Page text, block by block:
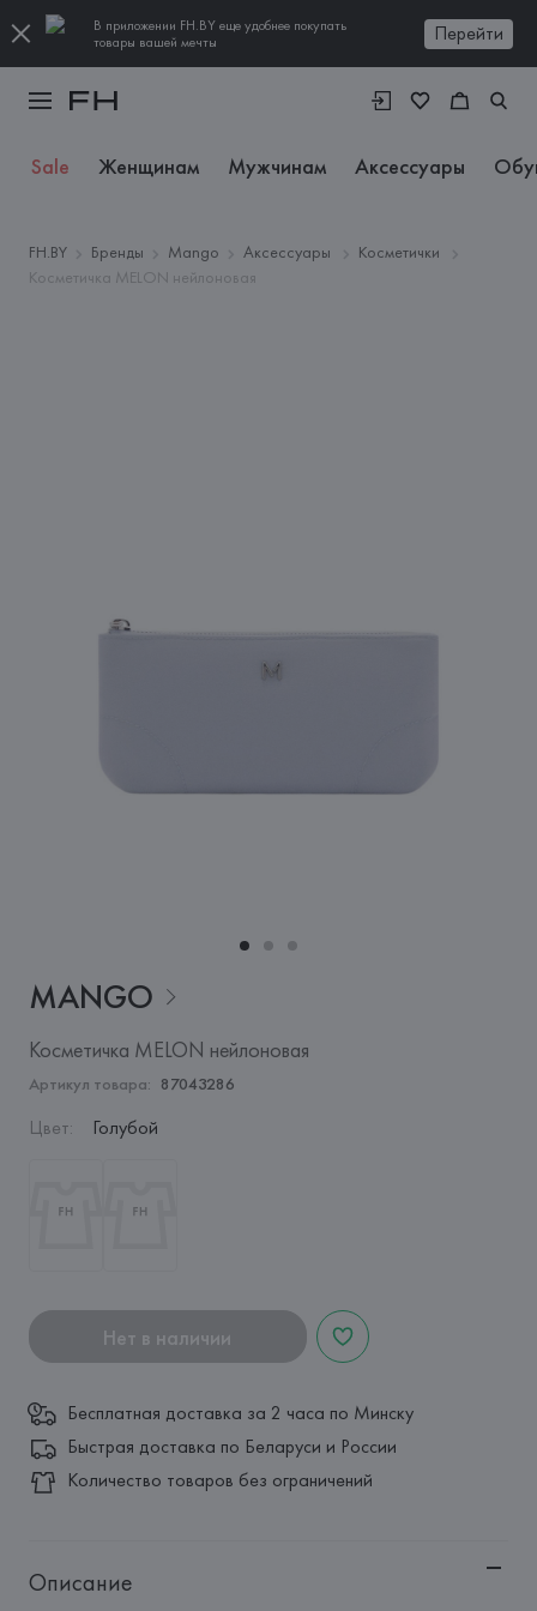
В приложении FH.BY еще удобнее покупать
товары вашей мечты
Перейти
Sale Женщинам Мужчинам Аксессуары
FH.BY Бренды Mango Аксессуары
Косметички
Косметичка MELON нейлоновая
MANGO
Косметичка MELON нейлоновая
Артикул товара: 87043286
Цвет: Голубой
Нет в наличии
Бесплатная доставка за 2 часа по Минску
Быстрая доставка по Беларуси и России
Количество товаров без ограничений
Описание